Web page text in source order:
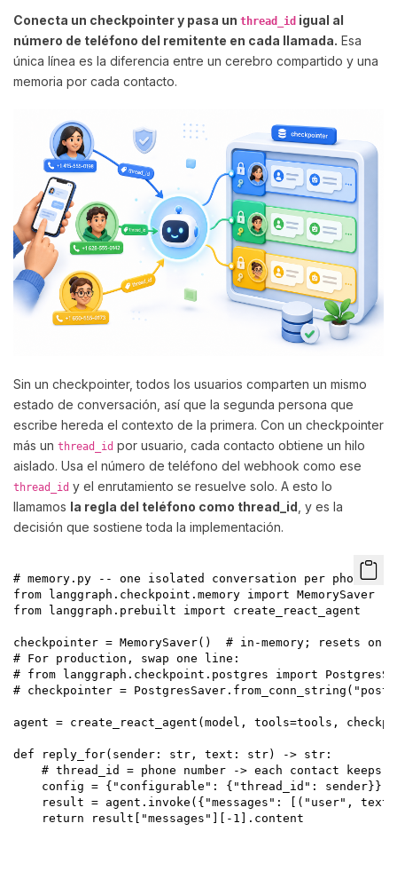
Conecta un checkpointer y pasa un thread_id igual al
número de teléfono del remitente en cada llamada. Esa
única línea es la diferencia entre un cerebro compartido y una
memoria por cada contacto.
Sin un checkpointer, todos los usuarios comparten un mismo
estado de conversación, así que la segunda persona que
escribe hereda el contexto de la primera. Con un checkpointer
más un thread_id por usuario, cada contacto obtiene un hilo
aislado. Usa el número de teléfono del webhook como ese
thread_id y el enrutamiento se resuelve solo. A esto lo
llamamos la regla del teléfono como thread_id , y es la
decisión que sostiene toda la implementación.
# memory.py -- one isolated conversation per phone
from langgraph.checkpoint.memory import MemorySaver
from langgraph.prebuilt import create_react_agent
checkpointer = MemorySaver()  # in-memory; resets on
# For production, swap one line:
# from langgraph.checkpoint.postgres import
# checkpointer =
agent = create_react_agent(model, tools=tools,
def reply_for(sender: str, text: str) -> str:
# thread_id = phone number -> each contact keeps
    config = {"configurable": {"thread_id": sender}}
result = agent.invoke({"messages": [("user",
    return result["messages"][-1].content